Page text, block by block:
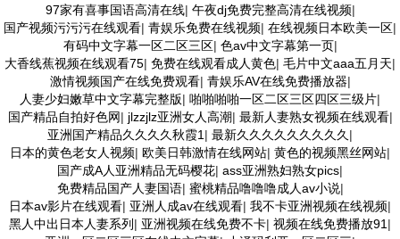
97家有喜事国语高清在线| 午夜dj免费完整高清在线视频|
国产视频污污污在线观看| 青娱乐免费在线视频| 在线视频日本欧美一区|
有码中文字幕一区二区三区| 色av中文字幕第一页|
大香线蕉视频在线观看75| 免费在线观看成人黄色| 毛片中文aaa五月天|
激情视频国产在线免费观看| 青娱乐AV在线免费播放器|
人妻少妇嫩草中文字幕完整版| 啪啪啪啪一区二区三区四区三级片|
国产精品自拍好色网| jlzzjlz亚洲女人高潮| 最新人妻熟女视频在线观看|
亚洲国产精品久久久久秋霞1 | 最新久久久久久久久久久 |
日本的黄色老女人视频| 欧美日韩激情在线网站| 黄色的视频黑丝网站|
国产成A人亚洲精品无码樱花| ass亚洲熟妇熟女pics|
免费精品国产人妻国语| 蜜桃精品噜噜噜成人av小说|
日本av影片在线观看| 亚洲人成av在线观看| 我不卡亚洲视频在线视频|
黑人中出日本人妻系列| 亚洲视频在线免费不卡| 视频在线免费播放91 |